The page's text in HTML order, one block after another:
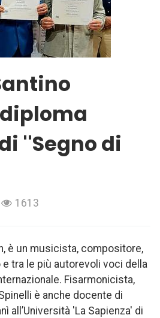
''Segno di
1613
è un musicista, compositore,
tra le più autorevoli voci della
Fisarmonicista,
è anche docente di
all’Università 'La Sapienza' di